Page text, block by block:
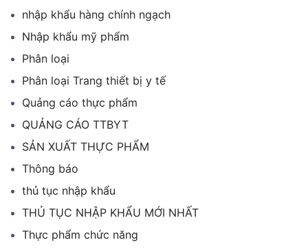
nhập khẩu hàng chính ngạch
Nhập khẩu mỹ phẩm
Phân loại
Phân loại Trang thiết bị y tế
Quảng cáo thực phẩm
QUẢNG CÁO TTBYT
SẢN XUẤT THỰC PHẨM
Thông báo
thủ tục nhập khẩu
THỦ TỤC NHẬP KHẨU MỚI NHẤT
Thực phẩm chức năng